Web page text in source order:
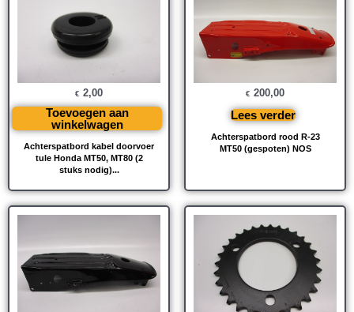
Achterspatbord kabel doorvoer
tule Honda MT50, MT80 (2
stuks nodig)...
€ 2,00
Toevoegen aan
winkelwagen
Achterspatbord rood R-23
MT50 (gespoten) NOS
€ 200,00
Lees verder